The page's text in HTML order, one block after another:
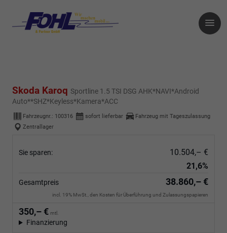
Skoda Karoq Sportline 1.5 TSI DSG AHK*NAVI*Android
Auto**SHZ*Keyless*Kamera*ACC
Fahrzeugnr.: 100316 sofort lieferbar
Fahrzeug mit Tageszulassung
Zentrallager
Sie sparen:
10.504,– €
21,6%
Gesamtpreis 38.860,– €
incl. 19% MwSt., den Kosten für Überführung und Zulassungspapieren
350,– € mtl.
Finanzierung